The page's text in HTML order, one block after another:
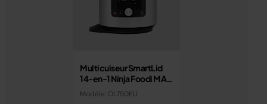
Multicuiseur SmartLid
14-en-1 Ninja Foodi MAX
7,5 L avec couvercle
intelligent OL750EU
Modèle: OL750EU